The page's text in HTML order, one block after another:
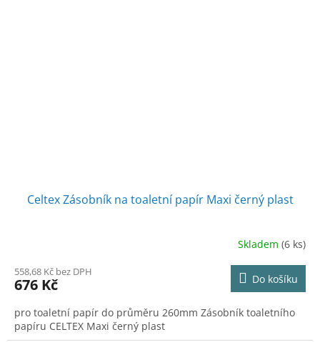
Celtex Zásobník na toaletní papír Maxi černý plast
Skladem (6 ks)
558,68 Kč bez DPH
676 Kč Do košíku
pro toaletní papír do průměru 260mm Zásobník toaletního
papíru CELTEX Maxi černý plast